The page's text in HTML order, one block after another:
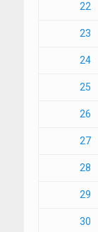
22
23
24
25
26
27
28
29
30